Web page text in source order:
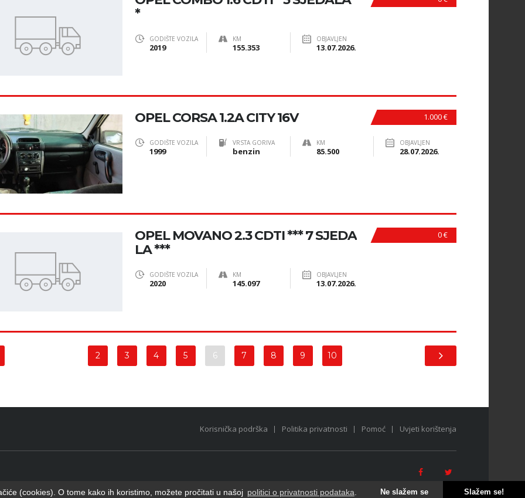
(cookies). O tome kako ih koristimo, možete pročitati u našoj politici o privatnosti podataka Ne slažem se Slažem se!
*
GODIŠTE VOZILA
2019
KM
155.353
OBJAVLJEN
13.07.2026.
1.000 €
OPEL CORSA 1.2A CITY 16V
GODIŠTE VOZILA
1999
VRSTA GORIVA
benzin
KM
85.500
OBJAVLJEN
28.07.2026.
0 €
OPEL MOVANO 2.3 CDTI *** 7 SJEDA
LA ***
GODIŠTE VOZILA
2020
KM
145.097
OBJAVLJEN
13.07.2026.
2 3 4 5 6 7 8 9 10
Korisnička podrška Politika privatnosti Pomoć Uvjeti korištenja